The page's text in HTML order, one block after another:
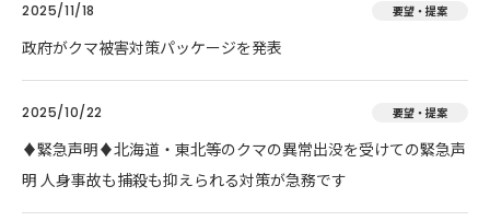
2025/11/18 要望・提案
政府がクマ被害対策パッケージを発表
2025/10/22 要望・提案
♦️緊急声明♦️北海道・東北等のクマの異常出没を受けての緊急声
明 人身事故も捕殺も抑えられる対策が急務です